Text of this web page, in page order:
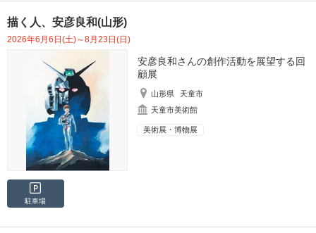
描く人、安彦良和(山形)
2026年6月6日(土)～8月23日(日)
安彦良和さんの創作活動を展望する回
顧展
山形県
天童市
天童市美術館
美術展・博物展
駐車場